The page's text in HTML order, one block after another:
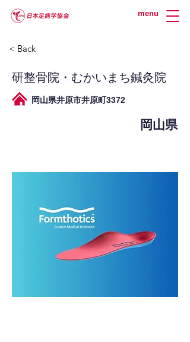
menu
< Back
研整骨院・むかいまち鍼灸院
岡山県井原市井原町3372
岡山県